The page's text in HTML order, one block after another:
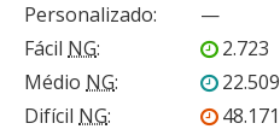
Personalizado: —
Fácil NG: 2.723
Médio NG: 22.509
Difícil NG: 48.171